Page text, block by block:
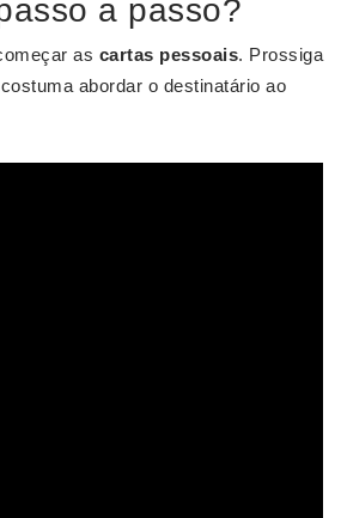
a passo?
as cartas pessoais. Prossiga
abordar o destinatário ao